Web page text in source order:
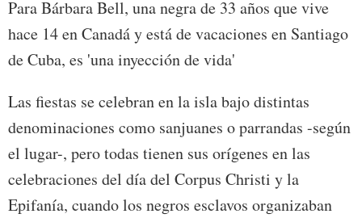
Para Bárbara Bell, una negra de 33 años que vive
hace 14 en Canadá y está de vacaciones en Santiago
de Cuba, es 'una inyección de vida'
Las fiestas se celebran en la isla bajo distintas
denominaciones como sanjuanes o parrandas -según
el lugar-, pero todas tienen sus orígenes en las
celebraciones del día del Corpus Christi y la
Epifanía, cuando los negros esclavos organizaban